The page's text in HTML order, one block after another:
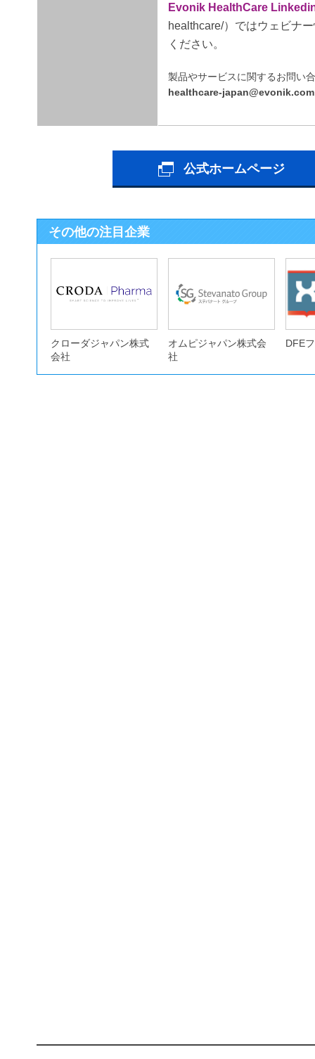
Evonik HealthCare
healthcare/）ではウェビナ
ください。
製品やサービスに関するお問い
healthcare-japan@evonik.com
公式ホームページ
その他の注目企業
クローダジャパン株式
会社
オムピジャパン株式会
社
DFE